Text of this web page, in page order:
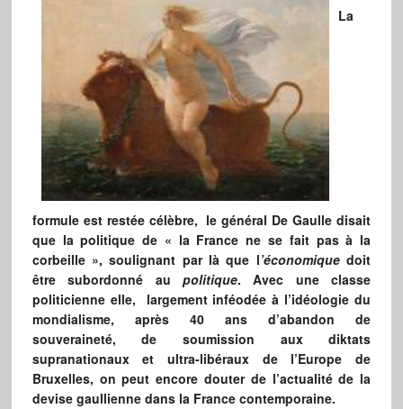
La
formule est restée célèbre, le général De Gaulle disait
que la politique de « la France ne se fait pas à la
corbeille », soulignant par là que l’économiquedoit
être subordonné au politique. Avec une classe
politicienne elle, largement inféodée à l’idéologie du
mondialisme, après 40 ans d’abandon de
souveraineté, de soumission aux diktats
supranationaux et ultra-libéraux de l’Europe de
Bruxelles, on peut encore douter de l’actualité de la
devise gaullienne dans la France contemporaine.